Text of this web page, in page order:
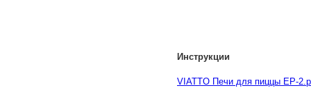
Инструкции
VIATTO Печи для пиццы EP-